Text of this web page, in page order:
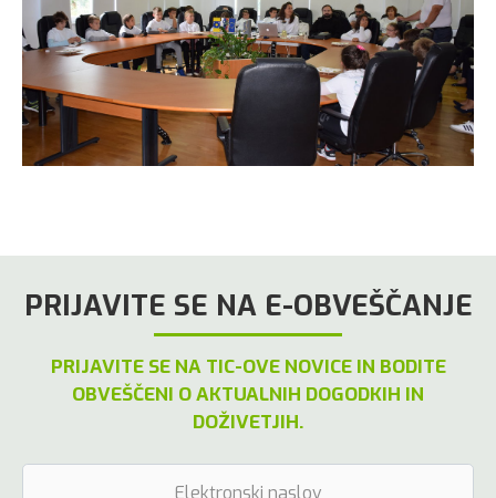
PRIJAVITE SE NA E-OBVEŠČANJE
PRIJAVITE SE NA TIC-OVE NOVICE IN BODITE
OBVEŠČENI O AKTUALNIH DOGODKIH IN
DOŽIVETJIH.